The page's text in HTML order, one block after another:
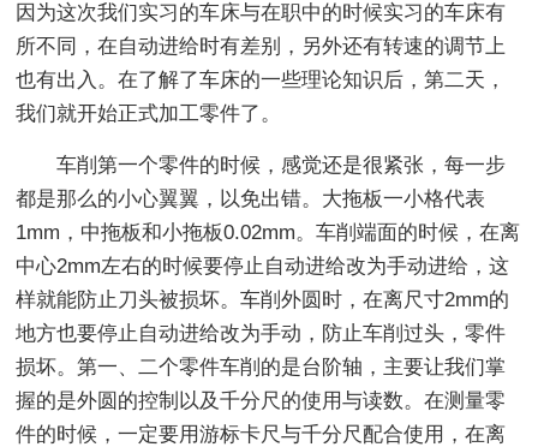
因为这次我们实习的车床与在职中的时候实习的车床有
所不同，在自动进给时有差别，另外还有转速的调节上
也有出入。在了解了车床的一些理论知识后，第二天，
我们就开始正式加工零件了。
车削第一个零件的时候，感觉还是很紧张，每一步
都是那么的小心翼翼，以免出错。大拖板一小格代表
1mm，中拖板和小拖板0.02mm。车削端面的时候，在离
中心2mm左右的时候要停止自动进给改为手动进给，这
样就能防止刀头被损坏。车削外圆时，在离尺寸2mm的
地方也要停止自动进给改为手动，防止车削过头，零件
损坏。第一、二个零件车削的是台阶轴，主要让我们掌
握的是外圆的控制以及千分尺的使用与读数。在测量零
件的时候，一定要用游标卡尺与千分尺配合使用，在离